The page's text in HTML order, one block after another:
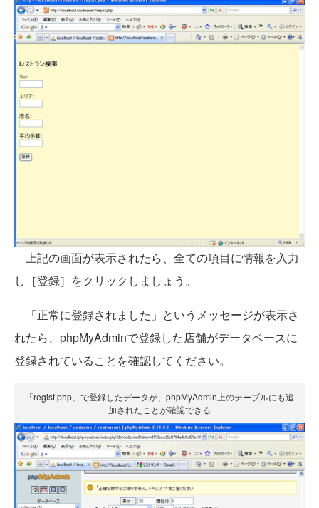
上記の画面が表示されたら、全ての項目に情報を入力
し［登録］をクリックしましょう。
「正常に登録されました」というメッセージが表示さ
れたら、phpMyAdminで登録した店舗がデータベースに
登録されていることを確認してください。
「regist.php」で登録したデータが、phpMyAdmin上のテーブルにも追
加されたことが確認できる